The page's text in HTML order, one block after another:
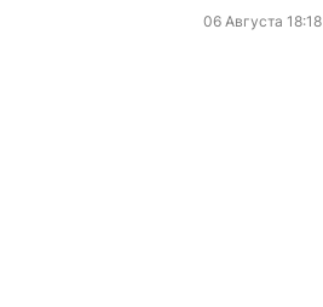
06 Августа 18:18